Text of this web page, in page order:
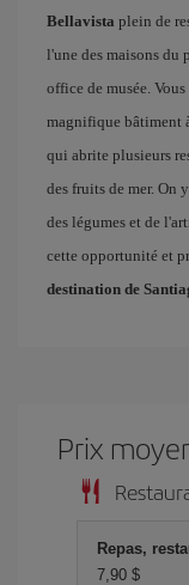
Bellavista plein de
l'une des maisons du
office de musée.
magnifique bâtiment
qui abrite plusieurs
des fruits de mer. On
des légumes et de
cette opportunité et
destination de
Prix
Repas,
7,90 $